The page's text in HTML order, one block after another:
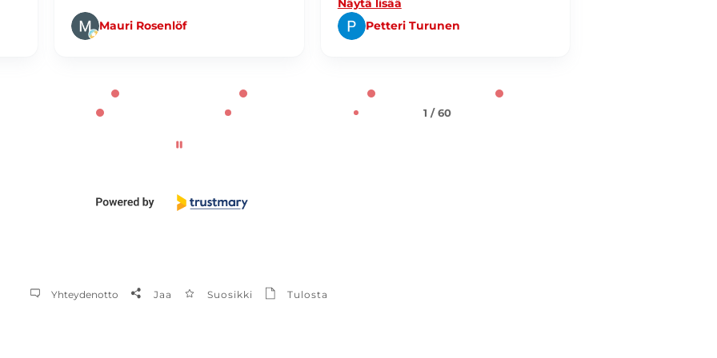
Mauri Rosenlöf
Petteri Turunen
1 / 60
Yhteydenotto Jaa Suosikki Tulosta